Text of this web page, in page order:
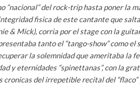
“nacional” del rock-trip hasta poner la
fisica de este cantante que
& Mick), corria por el stage con la
tanto el “tango-show” como el
la solemnidad que ameritaba la
y eternidades “spinettanas”, con la
cronicas del irrepetible recital del